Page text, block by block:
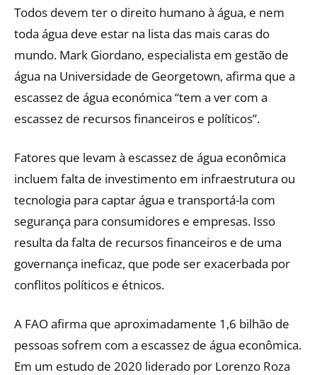
Todos devem ter o direito humano à água, e nem
toda água deve estar na lista das mais caras do
mundo. Mark Giordano, especialista em gestão de
água na Universidade de Georgetown, afirma que a
escassez de água económica “tem a ver com a
escassez de recursos financeiros e políticos”.
Fatores que levam à escassez de água econômica
incluem falta de investimento em infraestrutura ou
tecnologia para captar água e transportá-la com
segurança para consumidores e empresas. Isso
resulta da falta de recursos financeiros e de uma
governança ineficaz, que pode ser exacerbada por
conflitos políticos e étnicos.
A FAO afirma que aproximadamente 1,6 bilhão de
pessoas sofrem com a escassez de água econômica.
Em um estudo de 2020 liderado por Lorenzo Roza